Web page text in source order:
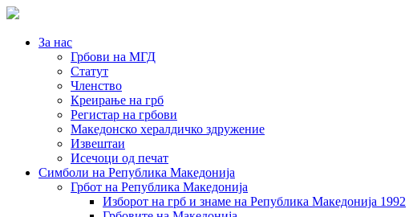
За нас
Грбови на МГД
Статут
Членство
Креирање на грб
Регистар на грбови
Македонско хералдичко здружение
Извештаи
Исечоци од печат
Симболи на Република Македонија
Грбот на Република Македонија
Изборот на грб и знаме на Република Македонија 1992